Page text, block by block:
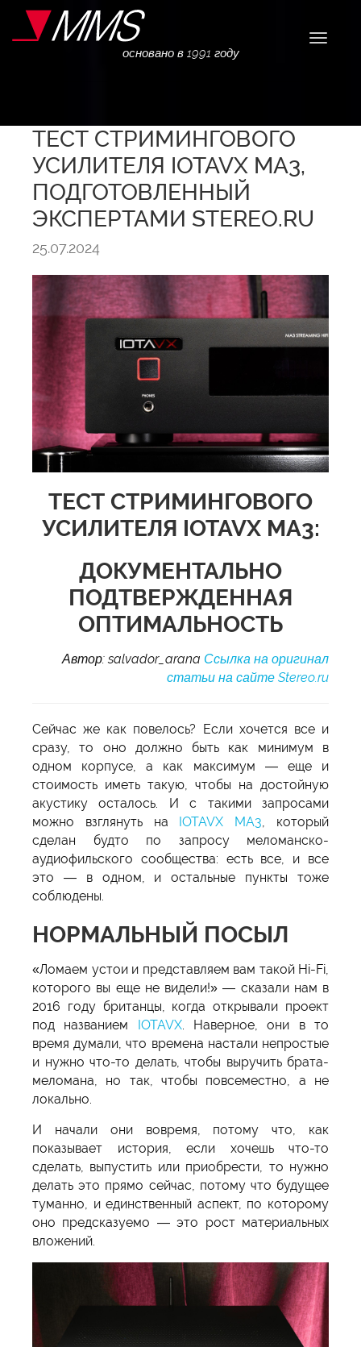
основано в 1991 году
ТЕСТ СТРИМИНГОВОГО
УСИЛИТЕЛЯ IOTAVX MA3,
ПОДГОТОВЛЕННЫЙ
ЭКСПЕРТАМИ STEREO.RU
25.07.2024
ТЕСТ СТРИМИНГОВОГО
УСИЛИТЕЛЯ IOTAVX MA3:
ДОКУМЕНТАЛЬНО
ПОДТВЕРЖДЕННАЯ
ОПТИМАЛЬНОСТЬ
Автор: salvador_arana Ссылка на оригинал
статьи на сайте Stereo.ru
Сейчас же как повелось? Если хочется все и
сразу, то оно должно быть как минимум в
одном корпусе, а как максимум — еще и
стоимость иметь такую, чтобы на достойную
акустику осталось. И с такими запросами
можно взглянуть на
IOTAVX MA3, который
сделан будто по запросу меломанско-
аудиофильского сообщества: есть все, и все
это — в одном, и остальные пункты тоже
соблюдены.
НОРМАЛЬНЫЙ ПОСЫЛ
«Ломаем устои и представляем вам такой Hi-Fi,
которого вы еще не видели!» — сказали нам в
2016 году британцы, когда открывали проект
под названием
IOTAVX. Наверное, они в то
время думали, что времена настали непростые
и нужно что-то делать, чтобы выручить брата-
меломана, но так, чтобы повсеместно, а не
локально.
И начали они вовремя, потому что, как
показывает история, если хочешь что-то
сделать, выпустить или приобрести, то нужно
делать это прямо сейчас, потому что будущее
туманно, и единственный аспект, по которому
оно предсказуемо — это рост материальных
вложений.